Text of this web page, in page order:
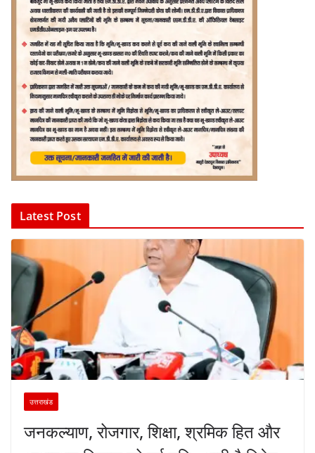
Latest Post
उत्तराखंड
जनकल्याण, रोजगार, शिक्षा, श्रमिक हित और